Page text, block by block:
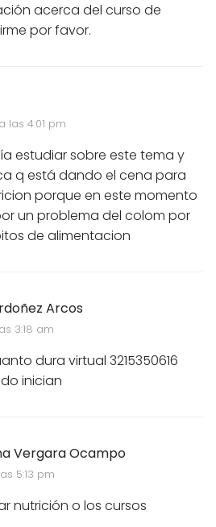
acerca del curso de
por favor.
las 4:01 pm
estudiar sobre este tema y
q está dando el cena para
porque en este momento
un problema del colom por
de alimentacion
Arcos
3:18 am
dura virtual 3215350616
inician
Vergara Ocampo
5:13 pm
nutrición o los cursos